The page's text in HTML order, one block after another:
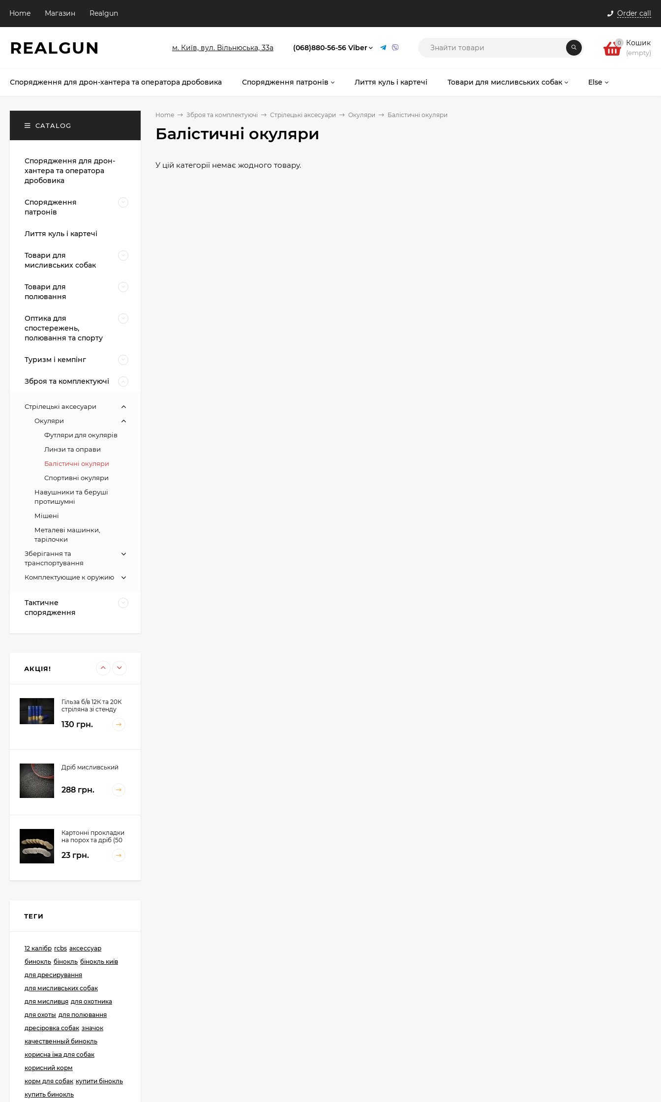
Order call
Home Магазин Realgun
REALGUN м. Київ, вул. Вільнюська, 33а (068)880-56-56 Viber 0 Кошик
(empty)
Спорядження для дрон-хантера та оператора дробовика Спорядження патронів Лиття куль і картечі Товари для мисливських собак Else
Home Зброя та комплектуючі Стрілецькі аксесуари Окуляри Балістичні окуляри
Балістичні окуляри
У цій категорії немає жодного товару.
CATALOG
Спорядження для дрон-
хантера та оператора
дробовика
Спорядження
патронів
Лиття куль і картечі
Товари для
мисливських собак
Товари для
полювання
Оптика для
спостережень,
полювання та спорту
Туризм і кемпінг
Зброя та комплектуючі
Стрілецькі аксесуари
Окуляри
Футляри для окулярів
Линзи та оправи
Балістичні окуляри
Спортивні окуляри
Навушники та беруші
протишумні
Мішені
Металеві машинки,
тарілочки
Зберігання та
транспортування
Комплектующие к оружию
Тактичне
спорядження
АКЦІЯ!
Картонні прокладки
на дріб)
23 грн.
Гільза б/в 12К та 20К
стріляна зі стенду
130 грн.
Дріб мисливський
288 грн.
Картонні прокладки
на порох та дріб (50
на дріб)
23 грн.
12К Пиж-контейнер
42mm (100 шт)
198 грн.
Гільза б/в 12К та 20К
стріляна зі стенду
130 грн.
Дріб мисливський
ТЕГИ
12 калібр rcbs аксессуар
бинокль бінокль бінокль київ
для дресирування
для мисливських собак
для мисливця для охотника
для охоты для полювання
дресіровка собак значок
качественный бинокль
корисна їжа для собак
корисний корм
корм для собак купити бінокль
купить бинокль